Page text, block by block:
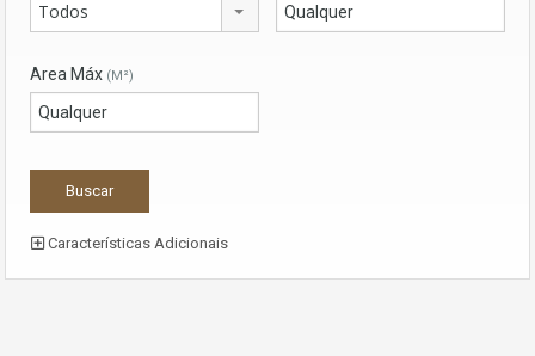
Todos
Area Máx (M²)
Características Adicionais